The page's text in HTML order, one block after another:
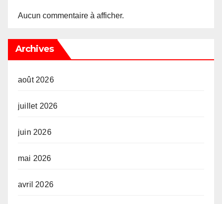
Aucun commentaire à afficher.
Archives
août 2026
juillet 2026
juin 2026
mai 2026
avril 2026